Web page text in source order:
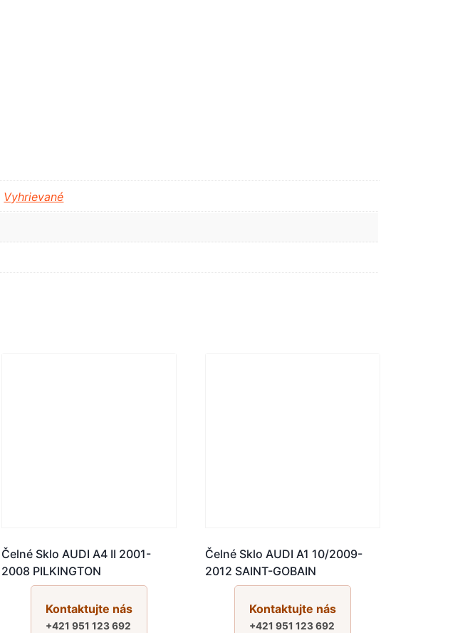
Vyhrievané
Čelné Sklo AUDI A4 II 2001-
2008 PILKINGTON
Kontaktujte nás
+421 951 123 692
Čelné Sklo AUDI A1 10/2009-
2012 SAINT-GOBAIN
Kontaktujte nás
+421 951 123 692